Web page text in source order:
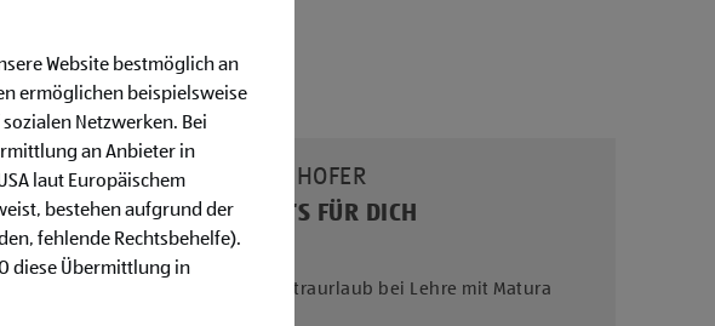
UNSERE HOFER
BENEFITS FÜR DICH
Extraurlaub bei Lehre mit Matura
Website bestmöglich an
ermöglichen beispielsweise
Netzwerken. Bei
an Anbieter in
laut Europäischem
bestehen aufgrund der
fehlende Rechtsbehelfe).
diese Übermittlung in